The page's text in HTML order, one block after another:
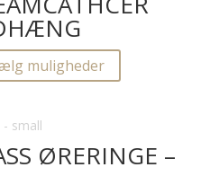
muligheder
vare
varianter.
Mulighederne
ØRERINGE –